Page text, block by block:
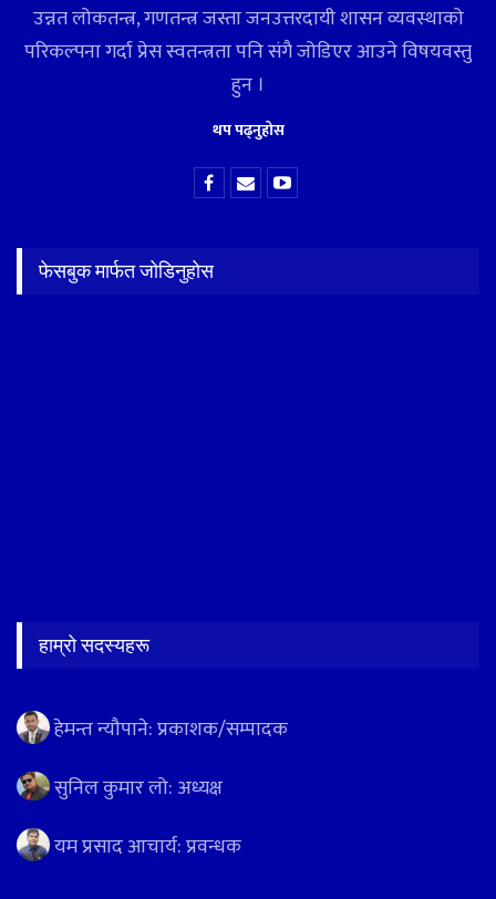
उन्नत लोकतन्त्र, गणतन्त्र जस्ता जनउत्तरदायी शासन व्यवस्थाको
परिकल्पना गर्दा प्रेस स्वतन्त्रता पनि संगै जोडिएर आउने विषयवस्तु
हुन ।
थप पढ्नुहोस
फेसबुक मार्फत जोडिनुहोस
हाम्रो सदस्यहरू
हेमन्त न्यौपाने: प्रकाशक/सम्पादक
सुनिल कुमार लो: अध्यक्ष
यम प्रसाद आचार्य: प्रवन्धक